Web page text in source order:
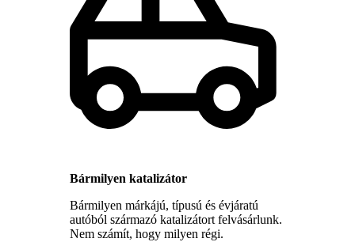
Bármilyen katalizátor
Bármilyen márkájú, típusú és évjáratú
autóból származó katalizátort felvásárlunk.
Nem számít, hogy milyen régi.